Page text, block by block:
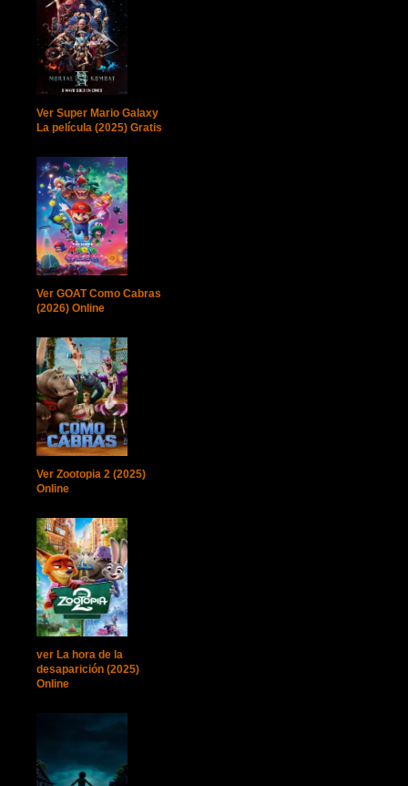
Ver Super Mario Galaxy
La película (2025) Gratis
Ver GOAT Como Cabras
(2026) Online
Ver Zootopia 2 (2025)
Online
ver La hora de la
desaparición (2025)
Online